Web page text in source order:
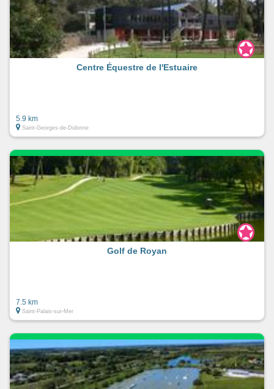
Centre Équestre de l'Estuaire
5.9 km
Saint-Georges-de-Didonne
Golf de Royan
7.5 km
Saint-Palais-sur-Mer